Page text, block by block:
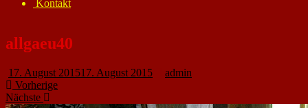
Kontakt
allgaeu40
17. August 201517. August 2015
admin
Vorherige
Nächste